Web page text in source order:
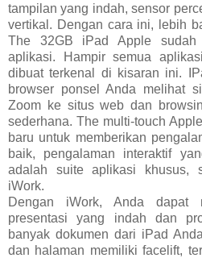
tampilan yang indah, sensor
vertikal. Dengan cara ini, lebih
The 32GB iPad Apple sudah
aplikasi. Hampir semua
dibuat terkenal di kisaran ini.
browser ponsel Anda melihat
Zoom ke situs web dan
sederhana. The multi-touch
baru untuk memberikan
baik, pengalaman interaktif
adalah suite aplikasi khusus,
iWork.
Dengan iWork, Anda dapat
presentasi yang indah dan
banyak dokumen dari iPad
dan halaman memiliki facelift,